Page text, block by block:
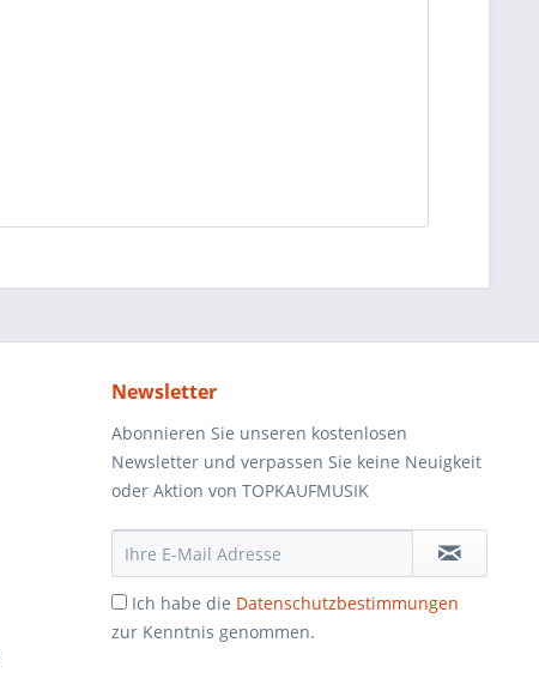
Newsletter
Abonnieren Sie unseren kostenlosen
Newsletter und verpassen Sie keine Neuigkeit
oder Aktion von TOPKAUFMUSIK
Ich habe die Datenschutzbestimmungen
zur Kenntnis genommen.